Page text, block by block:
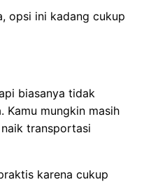
opsi ini kadang cukup
biasanya tidak
Kamu mungkin masih
transportasi
karena cukup